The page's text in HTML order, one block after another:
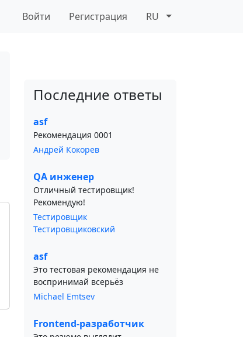
Войти Регистрация RU
Последние ответы
asf
Рекомендация 0001
Андрей Кокорев
QA инженер
Отличный тестировщик!
Рекомендую!
Тестировщик
Тестировщиковский
asf
Это тестовая рекомендация не
воспринимай всерьёз
Michael Emtsev
Frontend-разработчик